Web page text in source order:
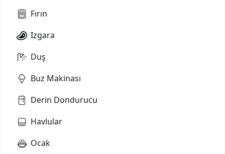
Fırın
Izgara
Duş
Buz Makinası
Derin Dondurucu
Havlular
Ocak